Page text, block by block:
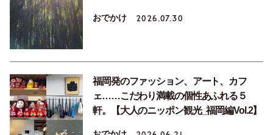
おでかけ 2026.07.30
福岡発のファッション、アート、カフ
ェ……こだわり満載の個性あふれる５
軒。【大人のニッポン観光_福岡編Vol.2】